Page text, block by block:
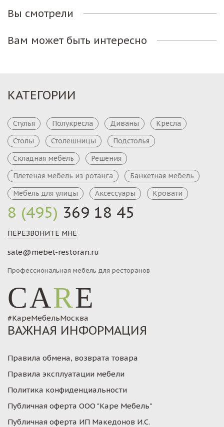
Вы смотрели
Вам может быть интересно
8 (495) 369 18 45
ПЕРЕЗВОНИТЕ МНЕ
sale@mebel-restoran.ru
Профессиональная мебель для ресторанов
CARE
#КареМебельМосква
КАТЕГОРИИ
Стулья Полукресла Диваны
Кресла
Столы
Столешницы
Подстолья
Складная мебель
Решения
Плетеная мебель из ротанга
Банкетная мебель
Мебель для улицы
Аксессуары Кровати
ВАЖНАЯ ИНФОРМАЦИЯ
Правила обмена, возврата товара
Правила эксплуатации мебели
Политика конфиденциальности
Публичная оферта ООО "Каре Мебель"
Публичная оферта ИП Македонов И.С.